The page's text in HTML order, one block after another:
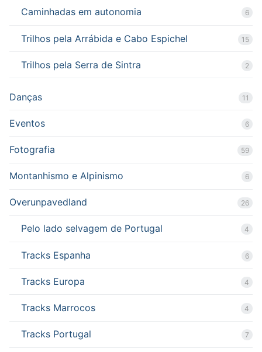
Caminhadas em autonomia 6
Trilhos pela Arrábida e Cabo Espichel 15
Trilhos pela Serra de Sintra 2
Danças 11
Eventos 6
Fotografia 59
Montanhismo e Alpinismo 6
Overunpavedland 26
Pelo lado selvagem de Portugal 4
Tracks Espanha 6
Tracks Europa 4
Tracks Marrocos 4
Tracks Portugal 7